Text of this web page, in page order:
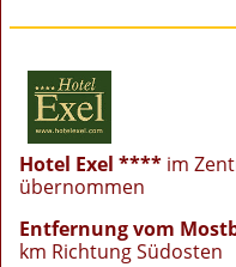
Hotel Exel ****im
übernommen
Entfernung vom
km Richtung Südosten